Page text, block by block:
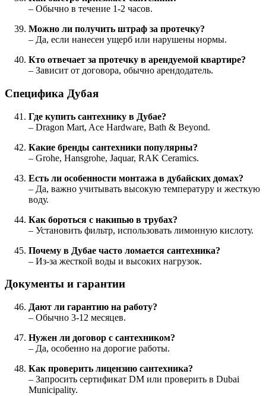
– Обычно в течение 1-2 часов.
Можно ли получить штраф за протечку?
– Да, если нанесен ущерб или нарушены нормы.
Кто отвечает за протечку в арендуемой квартире?
– Зависит от договора, обычно арендодатель.
Специфика Дубая
Где купить сантехнику в Дубае?
– Dragon Mart, Ace Hardware, Bath & Beyond.
Какие бренды сантехники популярны?
– Grohe, Hansgrohe, Jaquar, RAK Ceramics.
Есть ли особенности монтажа в дубайских домах?
– Да, важно учитывать высокую температуру и жесткую
воду.
Как бороться с накипью в трубах?
– Установить фильтр, использовать лимонную кислоту.
Почему в Дубае часто ломается сантехника?
– Из-за жесткой воды и высоких нагрузок.
Документы и гарантии
Дают ли гарантию на работу?
– Обычно 3-12 месяцев.
Нужен ли договор с сантехником?
– Да, особенно на дорогие работы.
Как проверить лицензию сантехника?
– Запросить сертификат DM или проверить в Dubai
Municipality.